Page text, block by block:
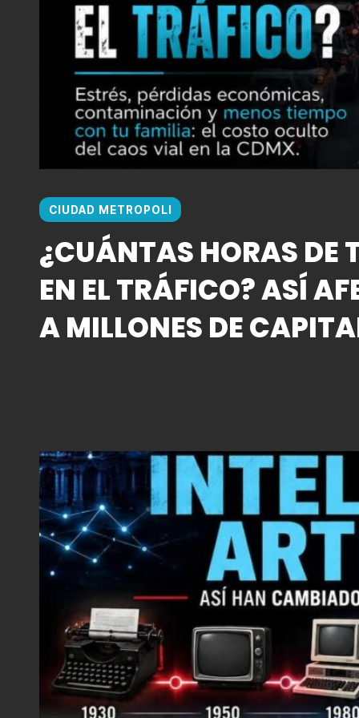
CIUDAD METROPOLI
¿CUÁNTAS HORAS DE
EN EL TRÁFICO? ASÍ
A MILLONES DE